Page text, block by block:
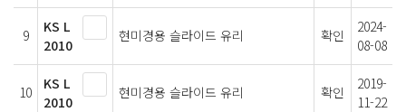
9
KS L
2010
현미경용 슬라이드 유리 확인
2024-
08-08
10
KS L
2010
현미경용 슬라이드 유리 확인
2019-
11-22